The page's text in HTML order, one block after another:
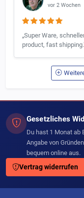
vor 2 Wochen
„Super Ware,
product, fast
Gesetzliches
Du hast 1 Monat ab
Angabe von
bequem online aus.
Vertrag widerrufen